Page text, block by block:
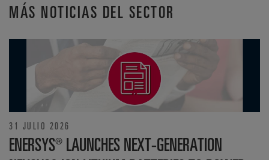
MÁS NOTICIAS DEL SECTOR
31 JULIO 2026
ENERSYS® LAUNCHES NEXT-GENERATION